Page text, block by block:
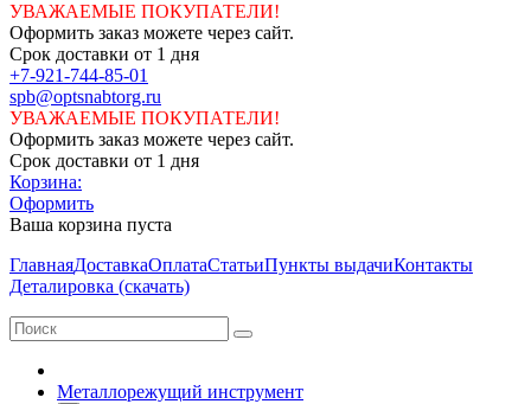
УВАЖАЕМЫЕ ПОКУПАТЕЛИ!
Оформить заказ можете через сайт.
Срок доставки от 1 дня
+7-921-744-85-01
spb@optsnabtorg.ru
УВАЖАЕМЫЕ ПОКУПАТЕЛИ!
Оформить заказ можете через сайт.
Срок доставки от 1 дня
Корзина:
Оформить
Ваша корзина пуста
ГлавнаяДоставкаОплатаСтатьиПункты выдачиКонтакты
Деталировка (скачать)
Металлорежущий инструмент